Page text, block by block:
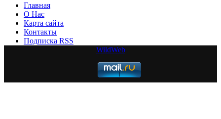
Главная
О Нас
Карта сайта
Контакты
Подписка RSS
WildWeb